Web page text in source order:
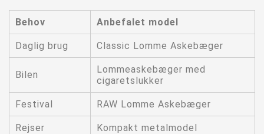
Behov Anbefalet model
Daglig brug Classic Lomme Askebæger
Bilen
Lommeaskebæger med
cigaretslukker
Festival RAW Lomme Askebæger
Rejser Kompakt metalmodel